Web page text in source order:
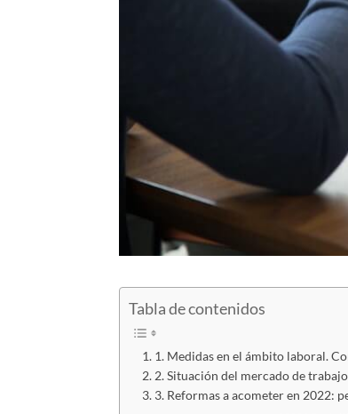
Tabla de contenidos
1. Medidas en el ámbito laboral.
2. Situación del mercado de
3. Reformas a acometer en 2022: